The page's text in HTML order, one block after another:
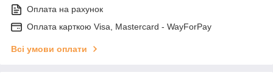
Оплата на рахунок
Оплата карткою Visa, Mastercard - WayForPay
Всі умови оплати